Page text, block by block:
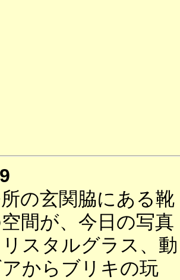
の玄関脇にある靴
間が、今日の写真
スタルグラス、動
からブリキの玩